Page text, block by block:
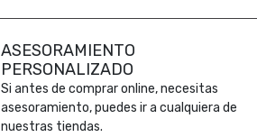
ASESORAMIENTO
PERSONALIZADO
Si antes de comprar online, necesitas
asesoramiento, puedes ir a cualquiera de
nuestras tiendas.